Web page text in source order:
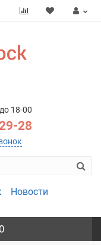
18-00
28
Новости